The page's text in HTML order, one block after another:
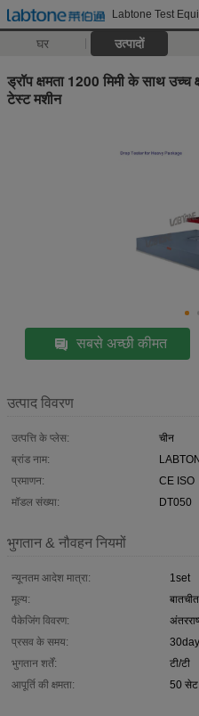
Labtone Test
घर उत्पादों
ड्रॉप क्षमता 1200 मिमी के साथ
टेस्ट मशीन
सबसे अच्छी कीमत
उत्पाद विवरण
उत्पत्ति के प्लेस:
चीन
ब्रांड नाम:
प्रमाणन:
CE ISO
मॉडल संख्या:
DT050
भुगतान & नौवहन नियमों
न्यूनतम आदेश मात्रा:
1set
मूल्य:
पैकेजिंग विवरण:
प्रसव के समय:
भुगतान शर्तें:
टी/टी
आपूर्ति की क्षमता:
50 सेट